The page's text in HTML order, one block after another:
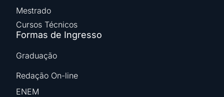
Mestrado
Cursos Técnicos
Formas de Ingresso
Graduação
Redação On-line
ENEM